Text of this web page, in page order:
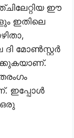
ഈ
ഇതിലെ
മോൺസ്റ്റർ
ഇപ്പോൾ
ഒരു